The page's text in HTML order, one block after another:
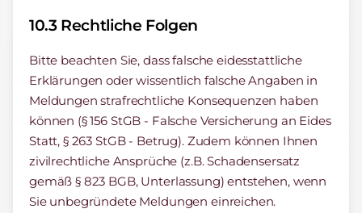
10.3 Rechtliche Folgen
Bitte beachten Sie, dass falsche eidesstattliche
Erklärungen oder wissentlich falsche Angaben in
Meldungen strafrechtliche Konsequenzen haben
können (§ 156 StGB - Falsche Versicherung an Eides
Statt, § 263 StGB - Betrug). Zudem können Ihnen
zivilrechtliche Ansprüche (z.B. Schadensersatz
gemäß § 823 BGB, Unterlassung) entstehen, wenn
Sie unbegründete Meldungen einreichen.